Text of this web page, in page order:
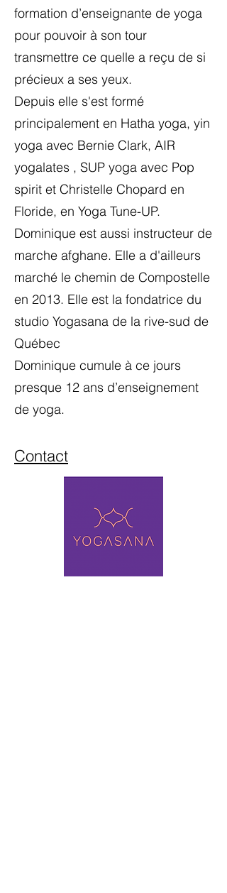
formation d’enseignante de yoga
pour pouvoir à son tour
transmettre ce quelle a reçu de si
précieux a ses yeux.
Depuis elle s'est formé
principalement en Hatha yoga, yin
yoga avec Bernie Clark, AIR
yogalates , SUP yoga avec Pop
spirit et Christelle Chopard en
Floride, en Yoga Tune-UP.
Dominique est aussi instructeur de
marche afghane. Elle a d'ailleurs
marché le chemin de Compostelle
en 2013. Elle est la fondatrice du
studio Yogasana de la rive-sud de
Québec
Dominique cumule à ce jours
presque 12 ans d’enseignement
de yoga.
Contact